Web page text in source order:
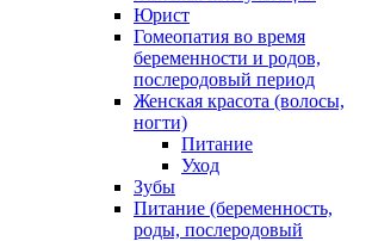
Юрист
Гомеопатия во время
беременности и родов,
послеродовый период
Женская красота (волосы,
ногти)
Питание
Уход
Зубы
Питание (беременность,
роды, послеродовый